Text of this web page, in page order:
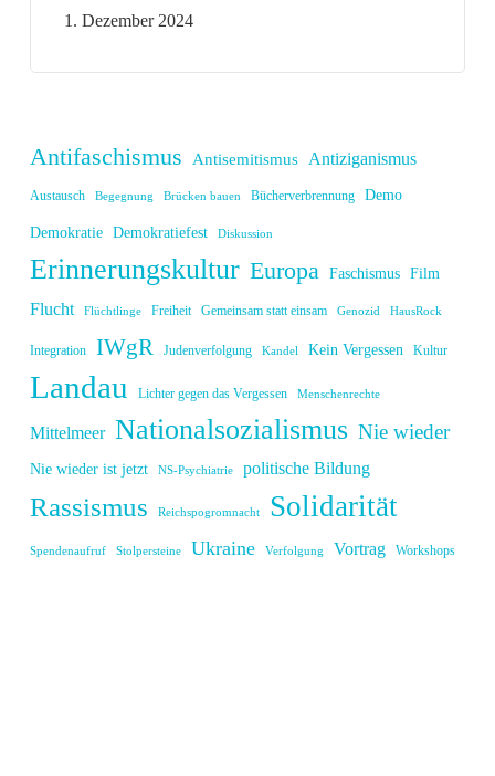
1. Dezember 2024
Antifaschismus Antisemitismus Antiziganismus
Austausch Begegnung Brücken bauen Bücherverbrennung Demo
Demokratie Demokratiefest Diskussion
Erinnerungskultur Europa Faschismus Film
Flucht Flüchtlinge Freiheit Gemeinsam statt einsam Genozid HausRock
Integration IWgR Judenverfolgung Kandel Kein Vergessen Kultur
Landau Lichter gegen das Vergessen Menschenrechte
Mittelmeer Nationalsozialismus Nie wieder
Nie wieder ist jetzt NS-Psychiatrie politische Bildung
Rassismus Reichspogromnacht Solidarität
Spendenaufruf Stolpersteine Ukraine Verfolgung Vortrag Workshops